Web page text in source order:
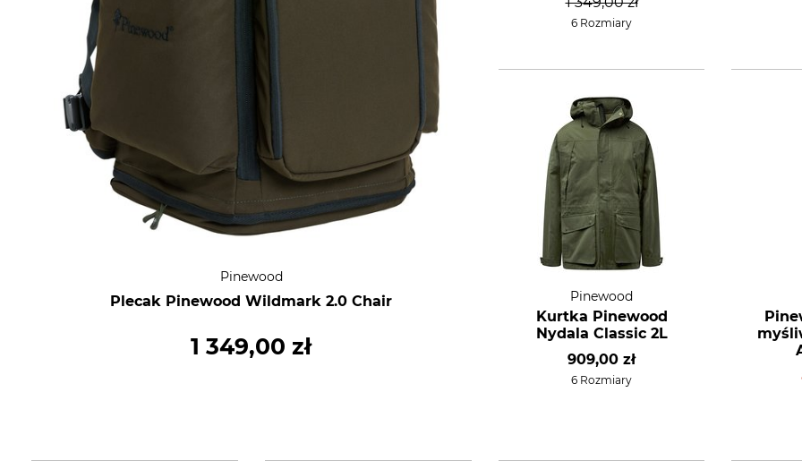
Pinewood
Plecak Pinewood Wildmark 2.0 Chair
1 349,00 zł
6 Rozmiary
Pinewood
Kurtka Pinewood
Nydala Classic 2L
909,00 zł
6 Rozmiary